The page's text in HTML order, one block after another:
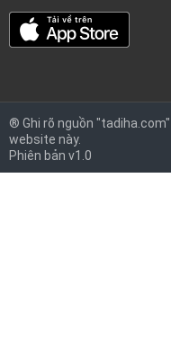
® Ghi rõ nguồn
website này.
Phiên bản v1.0